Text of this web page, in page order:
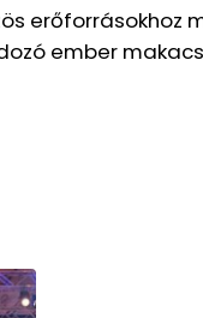
ember